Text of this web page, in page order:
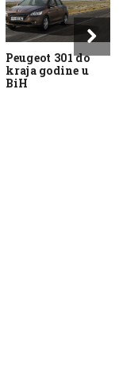
Peugeot 301 do
kraja godine u
BiH